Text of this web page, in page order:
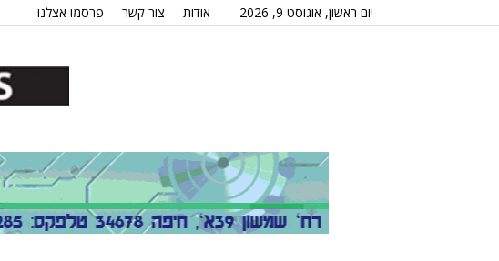
יום ראשון, אוגוסט 9, 2026 אודות צור קשר פרסמו אצלנו